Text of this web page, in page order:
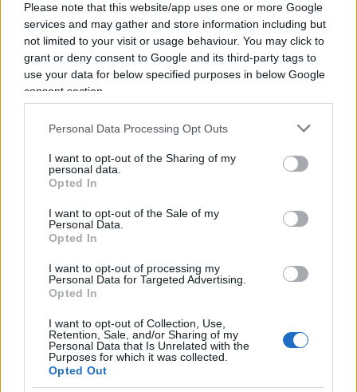
Please note that this website/app uses one or more Google
services and may gather and store information including but
not limited to your visit or usage behaviour. You may click to
grant or deny consent to Google and its third-party tags to
use your data for below specified purposes in below Google
consent section.
Personal Data Processing Opt Outs
I want to opt-out of the Sharing of my
personal data.
Opted In
I want to opt-out of the Sale of my
Personal Data.
Opted In
I want to opt-out of processing my
Personal Data for Targeted Advertising.
Opted In
I want to opt-out of Collection, Use,
Retention, Sale, and/or Sharing of my
Personal Data that Is Unrelated with the
Purposes for which it was collected.
Opted Out
stata mossa da un puro interesse scientifico o se
la stessa, preoccupata per l’imperfetta
immunizzazione di chi si è vaccinato oltre le
quattro della tarda, abbia voluto indirettamente
consigliare a questi ultimi
Una cosa però è certa:che a quasi 4 anni
dall’inizio di un terrore virale fondato su una
malattia – oggi praticamente scomparsa – la
quale, vaccino o meno, ha sempre colpito
fortemente compromesso,ancora si trovi il
modo di riparlare del Covid-19
implicitamente l’estrema gravità, appare
veramente incredibile. Si capisce quanto sia stato
professionalmente produttivo tutto questo per i
tanti operatori della medicina italiana, proiettati in